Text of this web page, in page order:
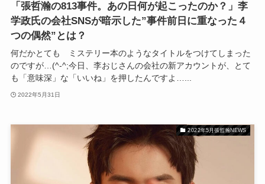
「張哲瀚の813事件。あの日何が起こったのか？」李
学政氏の会社SNSが暗示した”事件前日に重なった４
つの偶然”とは？
何だかとても ミステリー本のようなタイトルをつけてしまった
のですが…(^-^;今日、李おじさんの会社の新アカウントが、とて
も「意味深」な「いいね」を押したんですよ…...
2022年5月31日
2022年5月張哲瀚NEWS